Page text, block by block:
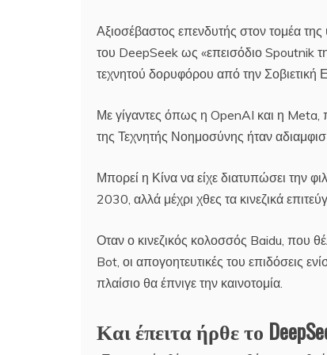
Αξιοσέβαστος επενδυτής στον τομέα
του DeepSeek ως «επεισόδιο Spoutnik
τεχνητού δορυφόρου από την
Με γίγαντες όπως η OpenAI και η Meta,
της Τεχνητής Νοημοσύνης ήταν
Μπορεί η Κίνα να είχε διατυπώσει την
2030, αλλά μέχρι χθες τα κινεζικά
Οταν ο κινεζικός κολοσσός Baidu, που
Bot, οι απογοητευτικές του επιδόσεις
πλαίσιο θα έπνιγε την καινοτομία.
Και έπειτα ήρθε το